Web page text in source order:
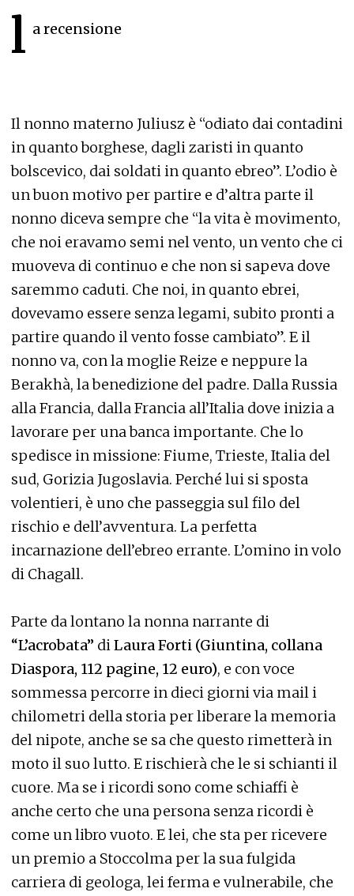
l a recensione
Il nonno materno Juliusz è “odiato dai contadini
in quanto borghese, dagli zaristi in quanto
bolscevico, dai soldati in quanto ebreo”. L’odio è
un buon motivo per partire e d’altra parte il
nonno diceva sempre che “la vita è movimento,
che noi eravamo semi nel vento, un vento che ci
muoveva di continuo e che non si sapeva dove
saremmo caduti. Che noi, in quanto ebrei,
dovevamo essere senza legami, subito pronti a
partire quando il vento fosse cambiato”. E il
nonno va, con la moglie Reize e neppure la
Berakhà, la benedizione del padre. Dalla Russia
alla Francia, dalla Francia all’Italia dove inizia a
lavorare per una banca importante. Che lo
spedisce in missione: Fiume, Trieste, Italia del
sud, Gorizia Jugoslavia. Perché lui si sposta
volentieri, è uno che passeggia sul filo del
rischio e dell’avventura. La perfetta
incarnazione dell’ebreo errante. L’omino in volo
di Chagall.
Parte da lontano la nonna narrante di
“L’acrobata” diLaura Forti (Giuntina, collana
Diaspora, 112 pagine, 12 euro), e con voce
sommessa percorre in dieci giorni via mail i
chilometri della storia per liberare la memoria
del nipote, anche se sa che questo rimetterà in
moto il suo lutto. E rischierà che le si schianti il
cuore. Ma se i ricordi sono come schiaffi è
anche certo che una persona senza ricordi è
come un libro vuoto. E lei, che sta per ricevere
un premio a Stoccolma per la sua fulgida
carriera di geologa, lei ferma e vulnerabile, che